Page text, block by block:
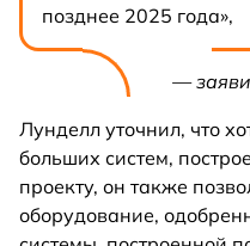
позднее 2025 года»,
—
Лунделл уточнил, что
больших систем,
проекту, он также
оборудование,